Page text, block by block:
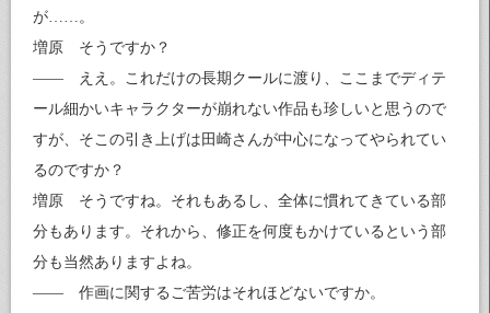
が……。
増原 そうですか？
—— ええ。これだけの長期クールに渡り、ここまでディテ
ール細かいキャラクターが崩れない作品も珍しいと思うので
すが、そこの引き上げは田崎さんが中心になってやられてい
るのですか？
増原 そうですね。それもあるし、全体に慣れてきている部
分もあります。それから、修正を何度もかけているという部
分も当然ありますよね。
—— 作画に関するご苦労はそれほどないですか。